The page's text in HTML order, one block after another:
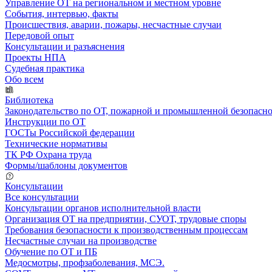
Управление ОТ на региональном и местном уровне
События, интервью, факты
Происшествия, аварии, пожары, несчастные случаи
Передовой опыт
Консультации и разъяснения
Проекты НПА
Судебная практика
Обо всем
Библиотека
Законодательство по ОТ, пожарной и промышленной
Инструкции по ОТ
ГОСТы Российской федерации
Технические нормативы
ТК РФ Охрана труда
Формы/шаблоны документов
Консультации
Все консультации
Консультации органов исполнительной власти
Организация ОТ на предприятии, СУОТ, трудовые споры
Требования безопасности к производственным процессам
Несчастные случаи на производстве
Обучение по ОТ и ПБ
Медосмотры, профзаболевания, МСЭ.